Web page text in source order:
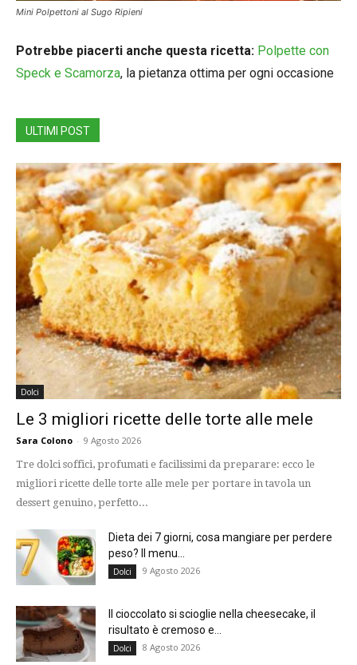
Mini Polpettoni al Sugo Ripieni
Potrebbe piacerti anche questa ricetta: Polpette con
Speck e Scamorza, la pietanza ottima per ogni occasione
ULTIMI POST
Dolci
Le 3 migliori ricette delle torte alle mele
Sara Colono - 9 Agosto 2026
Tre dolci soffici, profumati e facilissimi da preparare: ecco le
migliori ricette delle torte alle mele per portare in tavola un
dessert genuino, perfetto...
Dieta dei 7 giorni, cosa mangiare per perdere
peso? Il menu...
Dolci 9 Agosto 2026
Il cioccolato si scioglie nella cheesecake, il
risultato è cremoso e...
Dolci 8 Agosto 2026